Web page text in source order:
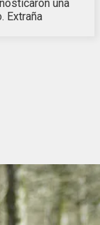
una
Extraña